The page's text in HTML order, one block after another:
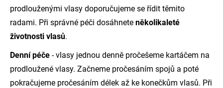
prodlouženými vlasy doporučujeme se řídit těmito
radami. Při správné péči dosáhnete několikaleté
životnosti vlasů.
Denní péče - vlasy jednou denně pročešeme kartáčem na
prodloužené vlasy. Začneme pročesáním spojů a poté
pokračujeme pročesáním délek až ke konečkům vlasů. Při